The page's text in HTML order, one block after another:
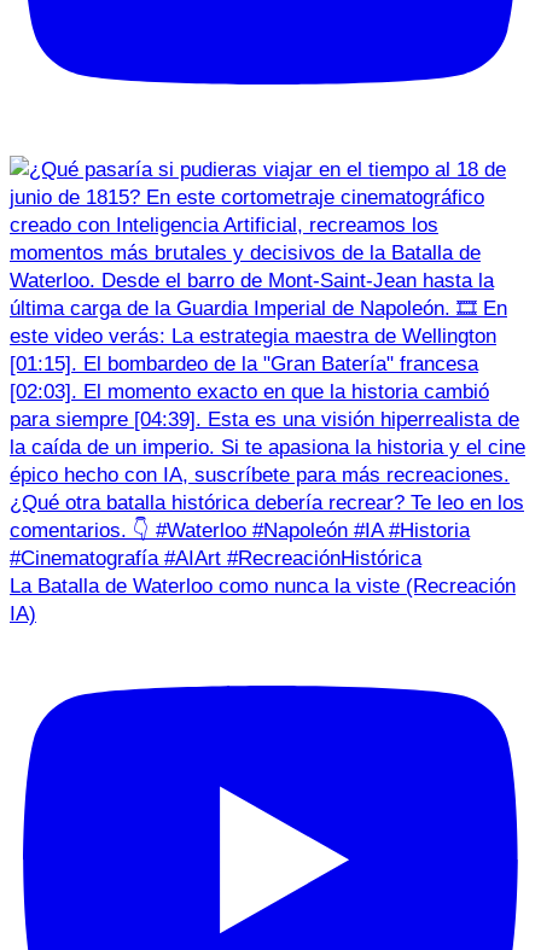
La Batalla de Waterloo como nunca la viste (Recreación
IA)